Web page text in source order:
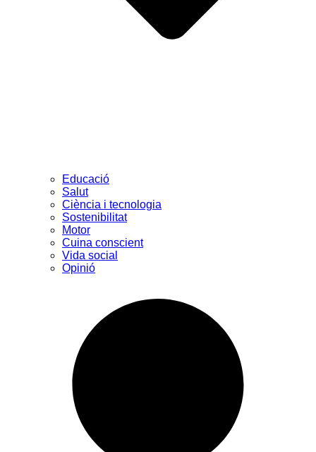
Educació
Salut
Ciència i tecnologia
Sostenibilitat
Motor
Cuina conscient
Vida social
Opinió